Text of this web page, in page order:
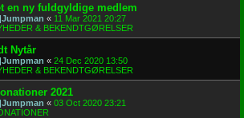
en ny fuldgyldige medlem
« 11 Mar 2021 20:27
& BEKENDTGØRELSER
Nytår
« 24 Dec 2020 13:50
& BEKENDTGØRELSER
2021
« 03 Oct 2020 23:21